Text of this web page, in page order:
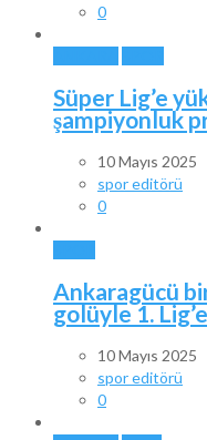
0
Süper Lig’e
şampiyonluk
10 Mayıs 2025
spor editörü
0
Ankaragücü
golüyle 1.
10 Mayıs 2025
spor editörü
0